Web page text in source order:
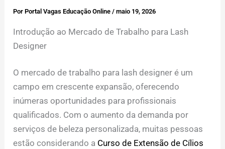
PorPortal Vagas Educação Online/maio 19, 2026
Introdução ao Mercado de Trabalho para Lash
Designer
O mercado de trabalho para lash designer é um
campo em crescente expansão, oferecendo
inúmeras oportunidades para profissionais
qualificados. Com o aumento da demanda por
serviços de beleza personalizada, muitas pessoas
estão considerando a Curso de Extensão de Cílios